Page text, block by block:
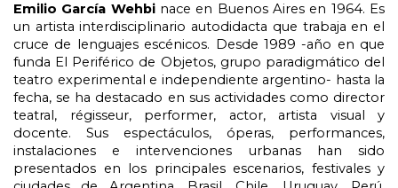
Emilio García Wehbi nace en Buenos Aires en 1964. Es
un artista interdisciplinario autodidacta que trabaja en el
cruce de lenguajes escénicos. Desde 1989 -año en que
funda El Periférico de Objetos, grupo paradigmático del
teatro experimental e independiente argentino- hasta la
fecha, se ha destacado en sus actividades como director
teatral, régisseur, performer, actor, artista visual y
docente. Sus espectáculos, óperas, performances,
instalaciones e intervenciones urbanas han sido
presentados en los principales escenarios, festivales y